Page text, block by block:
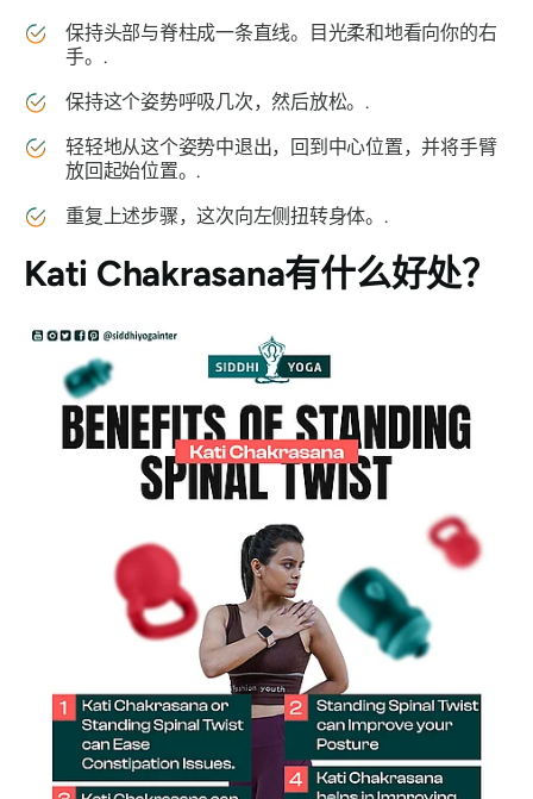
保持头部与脊柱成一条直线。目光柔和地看向你的右
手。.
保持这个姿势呼吸几次，然后放松。.
轻轻地从这个姿势中退出，回到中心位置，并将手臂
放回起始位置。.
重复上述步骤，这次向左侧扭转身体。.
Kati Chakrasana有什么好处？